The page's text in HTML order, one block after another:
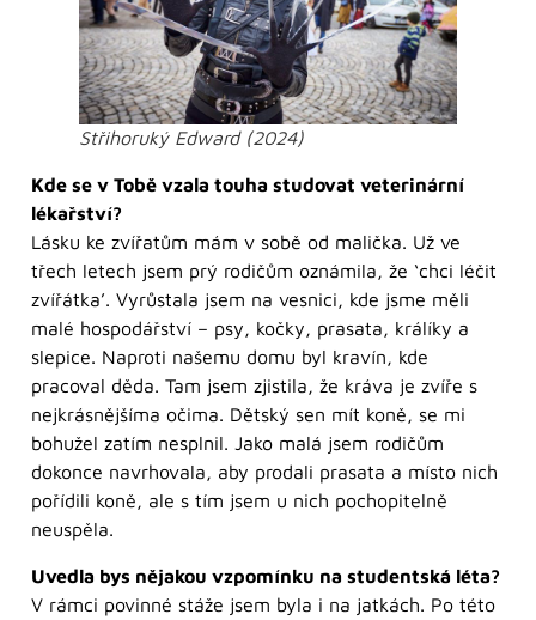
Střihoruký Edward (2024)
Kde se v Tobě vzala touha studovat veterinární
lékařství?
Lásku ke zvířatům mám v sobě od malička. Už ve
třech letech jsem prý rodičům oznámila, že ‘chci léčit
zvířátka’. Vyrůstala jsem na vesnici, kde jsme měli
malé hospodářství – psy, kočky, prasata, králíky a
slepice. Naproti našemu domu byl kravín, kde
pracoval děda. Tam jsem zjistila, že kráva je zvíře s
nejkrásnějšíma očima. Dětský sen mít koně, se mi
bohužel zatím nesplnil. Jako malá jsem rodičům
dokonce navrhovala, aby prodali prasata a místo nich
pořídili koně, ale s tím jsem u nich pochopitelně
neuspěla.
Uvedla bys nějakou vzpomínku na studentská léta?
V rámci povinné stáže jsem byla i na jatkách. Po této